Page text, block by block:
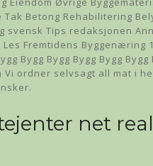
Tak Betong Rehabilitering
svensk Tips redaksjonen
Fremtidens Byggenæring
Bygg Bygg Bygg Bygg Bygg
Vi ordner selvsagt all mat i
net